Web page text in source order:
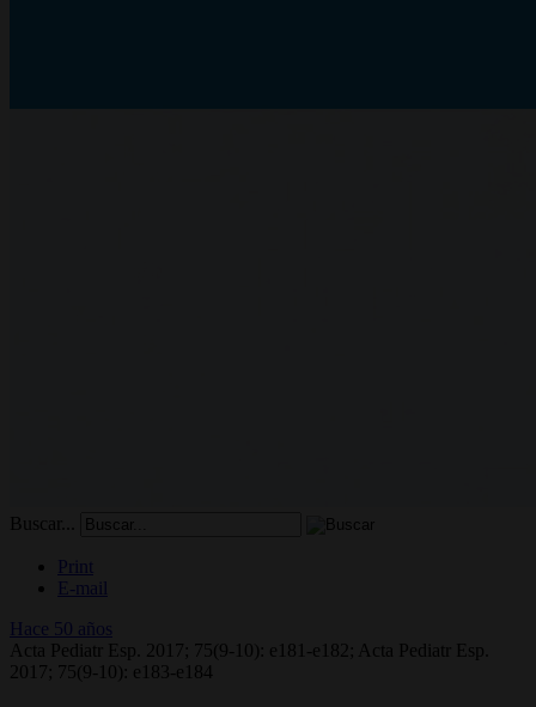
Buscar...
Print
E-mail
Hace 50 años
Acta Pediatr Esp. 2017; 75(9-10): e181-e182; Acta Pediatr Esp.
2017; 75(9-10): e183-e184